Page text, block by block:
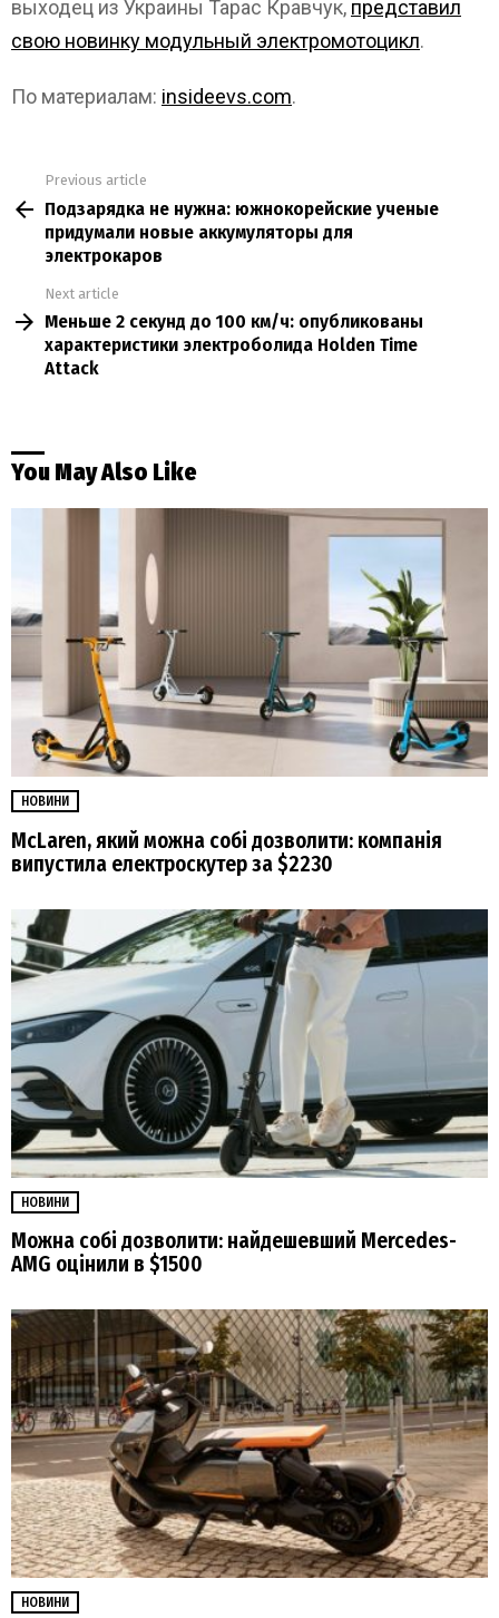
выходец из Украины Тарас Кравчук, представил
свою новинку модульный электромотоцикл.
По материалам: insideevs.com.
more
Previous article
Подзарядка не нужна: южнокорейские ученые
придумали новые аккумуляторы для
электрокаров
Next article
Меньше 2 секунд до 100 км/ч: опубликованы
характеристики электроболида Holden Time
Attack
You May Also Like
НОВИНИ
McLaren, який можна собі дозволити: компанія
випустила електроскутер за $2230
НОВИНИ
Можна собі дозволити: найдешевший Mercedes-
AMG оцінили в $1500
НОВИНИ